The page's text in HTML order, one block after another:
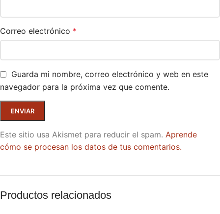
Correo electrónico *
Guarda mi nombre, correo electrónico y web en este
navegador para la próxima vez que comente.
Este sitio usa Akismet para reducir el spam. Aprende
cómo se procesan los datos de tus comentarios.
Productos relacionados